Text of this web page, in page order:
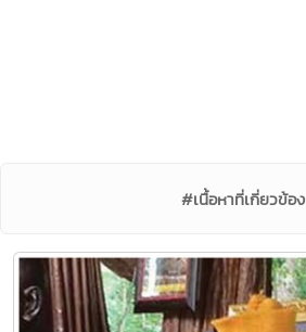
#เนื้อหาที่เกี่ยวข้อง